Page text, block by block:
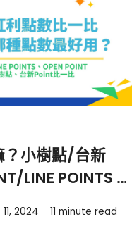
？小樹點/台新
LINE POINTS 誰
2024 11 minute read